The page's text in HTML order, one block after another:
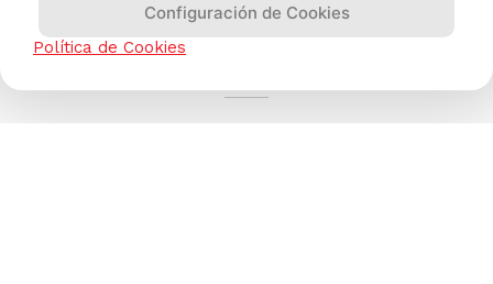
Configuración de Cookies
Política de Cookies